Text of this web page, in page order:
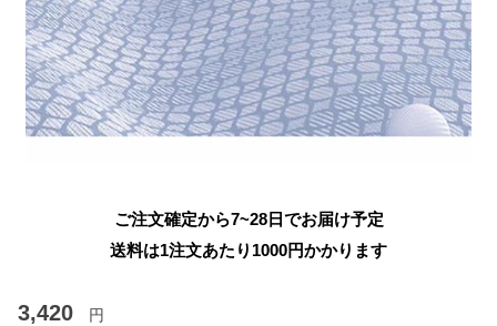
ご注文確定から7~28日でお届け予定
送料は1注文あたり 1000円かかります
3,420 円